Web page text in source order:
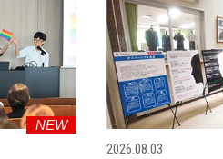
NEW
2026.08.03